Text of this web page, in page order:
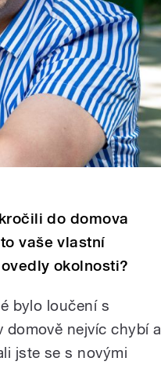
do domova
vaše vlastní
okolnosti?
bylo loučení s
domově nejvíc chybí a
jste se s novými